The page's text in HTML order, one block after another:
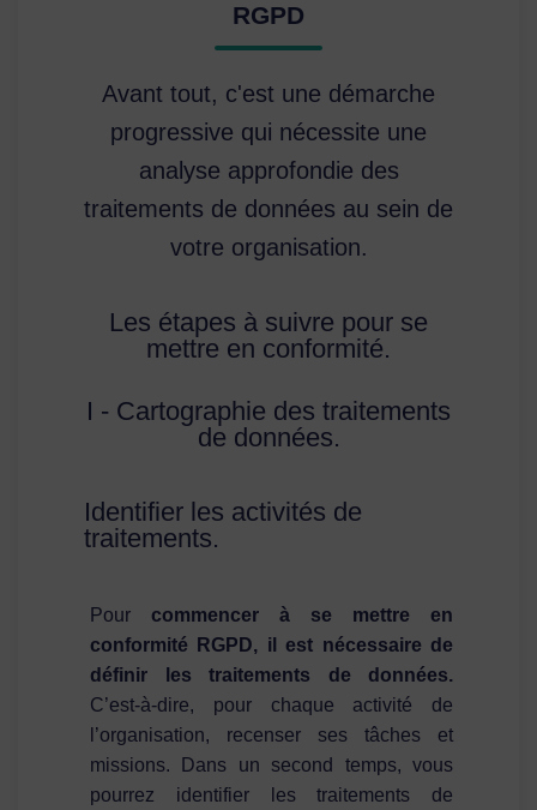
RGPD
Avant tout, c'est une démarche
progressive qui nécessite une
analyse approfondie des
traitements de données au sein de
votre organisation.
Les étapes à suivre pour se
mettre en conformité.
I - Cartographie des traitements
de données.
Identifier les activités de
traitements.
Pour commencer à se mettre en
conformité RGPD, il est nécessaire de
définir les traitements de données.
C’est-à-dire, pour chaque activité de
l’organisation, recenser ses tâches et
missions. Dans un second temps, vous
pourrez identifier les traitements de